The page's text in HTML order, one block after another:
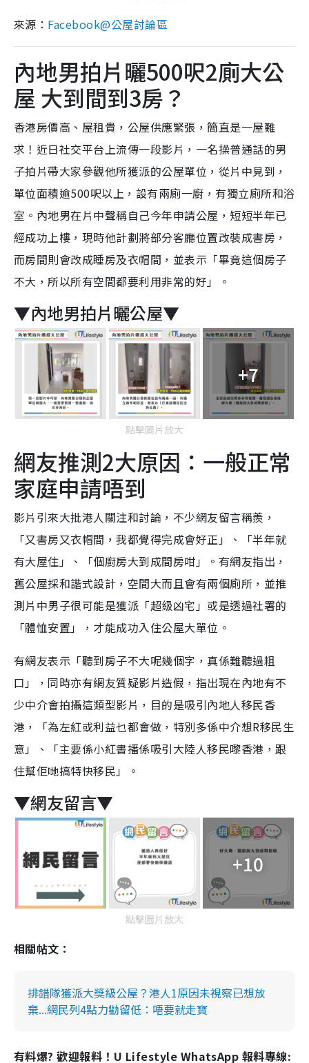
來源： Facebook@公屋討論區
內地男拍片曬500呎2廁大公
屋 大到間到3房？
香港房價高、屋租貴，公屋供應緊張，簡直是一屋難
求！近日社交平台上流傳一段影片，一名操普通話的男
子拍片帶大家參觀他所獲派的公屋單位，從片中見到，
單位面積逾500呎以上，設有兩廁一廚，有獨立廁所和浴
室。內地男在片中聲稱自己今年申請公屋，短短半年已
經成功上樓，現時他計劃將部分客廳位置改裝成書房，
而房間則會改成睡房及衣帽間，並表示「畢竟這個房子
不大，所以所有空間都要利用非常的好」。
▼內地男拍片曬公屋▼
+7
點擊圖片放大
網友推測2大原因：一般正常
家庭申請唔到
影片引來大批港人關注和討論，不少網友留言稱羨，
「又書房又衣帽間，我都覺得完成會好正」、「半年就
有大屋住」、「個廚房大到成間房咁」。有網友指出，
舊公屋採和諧式設計，空間大而且會有兩個廁所，並推
測片中男子很可能是獲派「超級凶宅」或是透過社署的
「體恤安置」，才能成功入住公屋大單位。
有網友表示「聽到房子不大呢幾個字，真係難聽過粗
口」，同時亦有網友質疑影片造假，指出現在內地有不
少中介會拍攝這類型影片，目的是吸引內地人移民香
港，「為左紅或利益乜都會做，特別多係中介想R移民生
意」、「主要係小紅書播係吸引大陸人移民嚟香港，跟
住幫佢哋搞特快移民」。
▼網友留言▼
+10
點擊圖片放大
相關帖文：
排錯隊獲派大獎級公屋？港人1原因未視察已想放
棄...網民列4點力勸留低：唔要就走寶
有料爆? 歡迎報料！U Lifestyle WhatsApp 報料專線: